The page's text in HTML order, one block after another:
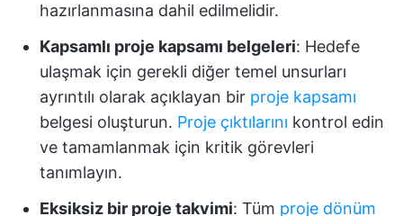
hazırlanmasına dahil edilmelidir.
Kapsamlı proje kapsamı belgeleri: Hedefe
ulaşmak için gerekli diğer temel unsurları
ayrıntılı olarak açıklayan bir proje kapsamı
belgesi oluşturun. Proje çıktılarını kontrol edin
ve tamamlanmak için kritik görevleri
tanımlayın.
Eksiksiz bir proje takvimi: Tüm proje dönüm